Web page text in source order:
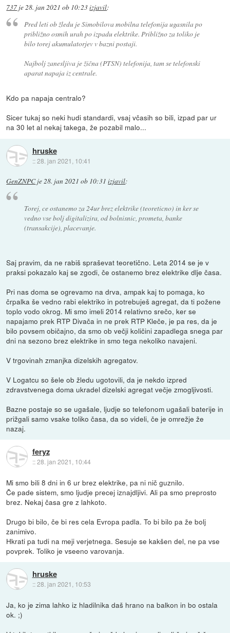
737 je28. jan 2021 ob 10:23izjavil:
Pred leti ob žledu je Simobilova mobilna telefonija ugasnila po
približno osmih urah po izpadu elektrike. Približno za toliko je
bilo torej akumulatorjev v bazni postaji.
Najbolj zanesljiva je žična (PTSN) telefonija, tam se telefonski
aparat napaja iz centrale.
Kdo pa napaja centralo?
Sicer tukaj so neki hudi standardi, vsaj včasih so bili, izpad par ur
na 30 let al nekaj takega, že pozabil malo...
hruske
::28. jan 2021, 10:41
GenZNPCje28. jan 2021 ob 10:31 izjavil:
Torej, ce ostanemo za 24ur brez elektrike (teoreticno) in ker se
vedno vse bolj digitalizira, od bolnisnic, prometa, banke
(transakcije), placevanje.
Saj pravim, da ne rabiš spraševat teoretično. Leta 2014 se je v
praksi pokazalo kaj se zgodi, če ostanemo brez elektrike dlje časa.
Pri nas doma se ogrevamo na drva, ampak kaj to pomaga, ko
črpalka še vedno rabi elektriko in potrebuješ agregat, da ti požene
toplo vodo okrog. Mi smo imeli 2014 relativno srečo, ker se
napajamo prek RTP Divača in ne prek RTP Kleče, je pa res, da je
bilo povsem običajno, da smo ob večji količini zapadlega snega par
dni na sezono brez elektrike in smo tega nekoliko navajeni.
V trgovinah zmanjka dizelskih agregatov.
V Logatcu so šele ob žledu ugotovili, da je nekdo izpred
zdravstvenega doma ukradel dizelski agregat večje zmogljivosti.
Bazne postaje so se ugašale, ljudje so telefonom ugašali baterije in
prižgali samo vsake toliko časa, da so videli, če je omrežje že
nazaj.
feryz
::28. jan 2021, 10:44
Mi smo bili 8 dni in 6 ur brez elektrike, pa ni nič guznilo.
Če pade sistem, smo ljudje precej iznajdljivi. Ali pa smo preprosto
brez. Nekaj časa gre z lahkoto.
Drugo bi bilo, če bi res cela Evropa padla. To bi bilo pa že bolj
zanimivo.
Hkrati pa tudi na meji verjetnega. Sesuje se kakšen del, ne pa vse
povprek. Toliko je vseeno varovanja.
hruske
::28. jan 2021, 10:53
Ja, ko je zima lahko iz hladilnika daš hrano na balkon in bo ostala
ok. ;)